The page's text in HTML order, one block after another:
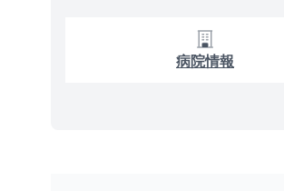
病院情報